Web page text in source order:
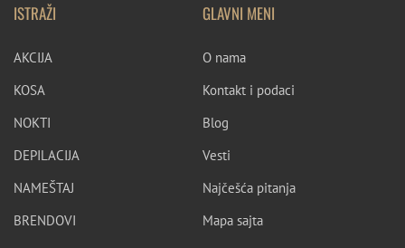
ISTRAŽI
AKCIJA
KOSA
NOKTI
DEPILACIJA
NAMEŠTAJ
BRENDOVI
GLAVNI MENI
O nama
Kontakt i podaci
Blog
Vesti
Najčešća pitanja
Mapa sajta